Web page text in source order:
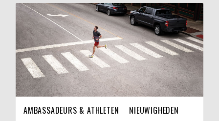
AMBASSADEURS & ATHLETEN
NIEUWIGHEDEN